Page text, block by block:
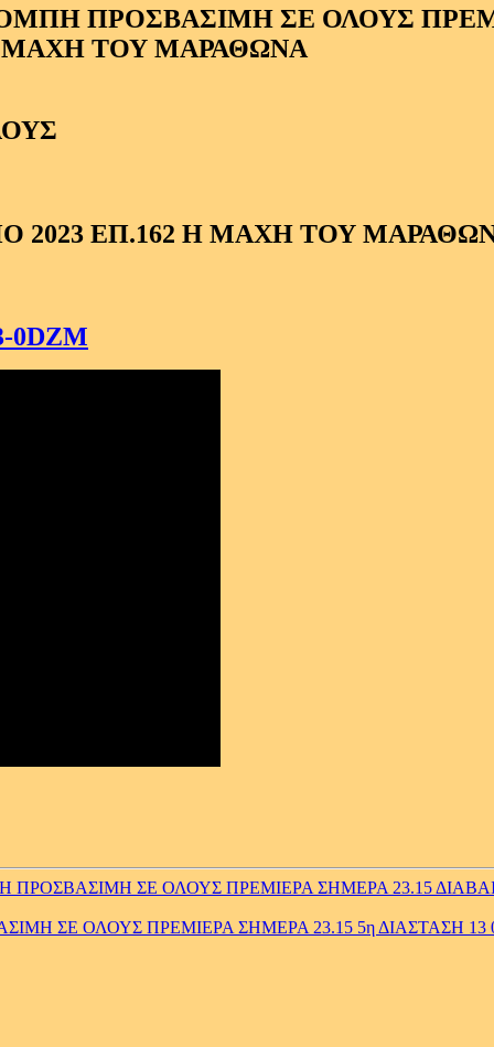
2023 ΕΠ.162 Η ΜΑΧΗ ΤΟΥ
0DZM
ΣΕ ΟΛΟΥΣ ΠΡΕΜΙΕΡΑ ΣΗΜΕΡΑ 23.15
ΣΕ ΟΛΟΥΣ ΠΡΕΜΙΕΡΑ ΣΗΜΕΡΑ 23.15 5η ΔΙΑΣΤΑΣΗ